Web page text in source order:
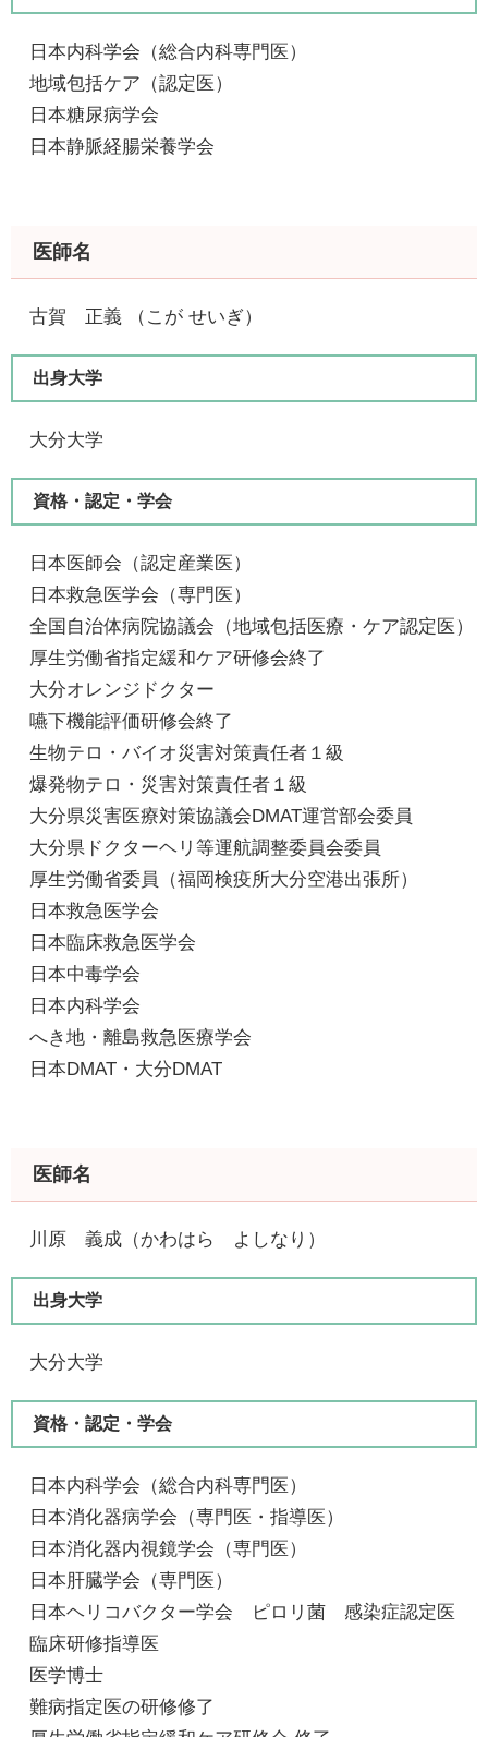
日本内科学会（総合内科専門医）
地域包括ケア（認定医）
日本糖尿病学会
日本静脈経腸栄養学会
医師名
古賀 正義 （こが せいぎ）
出身大学
大分大学
資格・認定・学会
日本医師会（認定産業医）
日本救急医学会（専門医）
全国自治体病院協議会（地域包括医療・ケア認定医）
厚生労働省指定緩和ケア研修会終了
大分オレンジドクター
嚥下機能評価研修会終了
生物テロ・バイオ災害対策責任者１級
​ 爆発物テロ・災害対策責任者１級
​ 大分県災害医療対策協議会DMAT運営部会委員
​ 大分県ドクターヘリ等運航調整委員会委員
​ 厚生労働省委員（福岡検疫所大分空港出張所）
日本救急医学会
日本臨床救急医学会
日本中毒学会
日本内科学会
へき地・離島救急医療学会
​ 日本DMAT・大分DMAT
医師名
川原 義成（かわはら よしなり）
出身大学
大分大学
資格・認定・学会
日本内科学会（総合内科専門医​）
​ 日本消化器病学会（専門医・指導医）
​ 日本消化器内視鏡学会（専門医）
日本肝臓学会（専門医）
​ 日本ヘリコバクター学会 ピロリ菌 感染症認定医
​ 臨床研修指導医
医学博士
​ 難病指定医の研修修了